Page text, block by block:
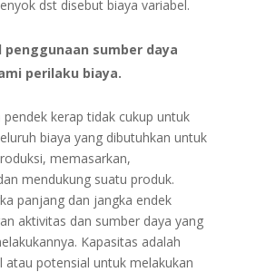
dst disebut biaya variabel.
penggunaan sumber daya
perilaku biaya.
kerap tidak cukup untuk
biaya yang dibutuhkan untuk
memasarkan,
mendukung suatu produk.
panjang dan jangka endek
aktivitas dan sumber daya yang
Kapasitas adalah
atau potensial untuk melakukan